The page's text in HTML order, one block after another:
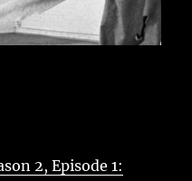
2, Episode 1: